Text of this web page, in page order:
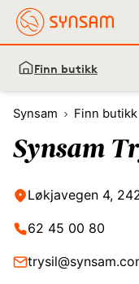
Finn butikk
Synsam Finn butikk
Synsam
Løkjavegen 4,
62 45 00 80